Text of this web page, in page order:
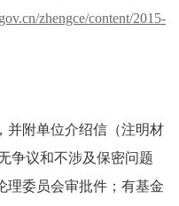
zhengce/content/2015-
附单位介绍信（注明材
争议和不涉及保密问题
理委员会审批件；有基金